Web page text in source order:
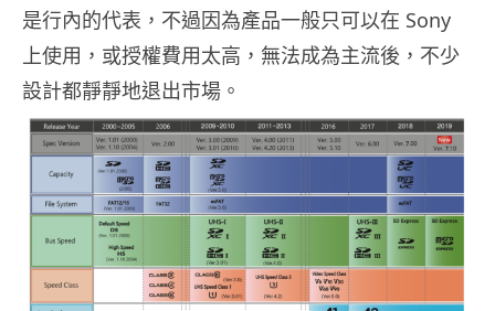
是行內的代表，不過因為產品一般只可以在 Sony
上使用，或授權費用太高，無法成為主流後，不少
設計都靜靜地退出市場。